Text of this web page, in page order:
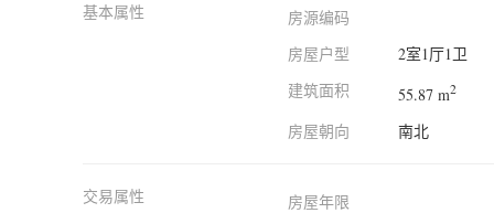
基本属性
房源编码
房屋户型
2室1厅1卫
建筑面积
55.87 m2
房屋朝向 南北
交易属性
房屋年限